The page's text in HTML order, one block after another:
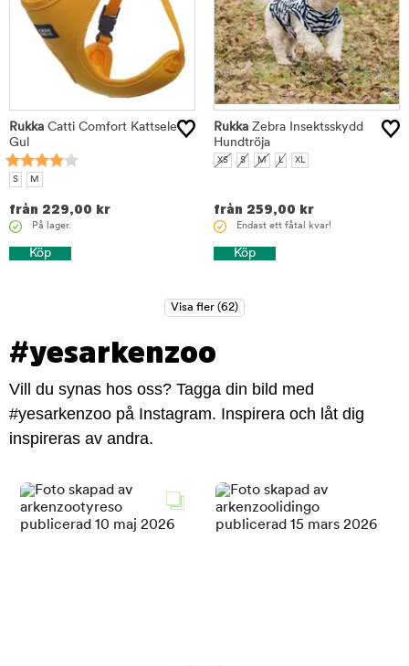
Rukka Catti Comfort Kattsele
Gul
S M
från 229,00 kr
På lager.
Köp
Rukka Zebra Insektsskydd
Hundtröja
XS S M L XL
från 259,00 kr
Endast ett fåtal kvar!
Köp
#yesarkenzoo
Vill du synas hos oss? Tagga din bild med
#yesarkenzoo på Instagram. Inspirera och låt dig
inspireras av andra.